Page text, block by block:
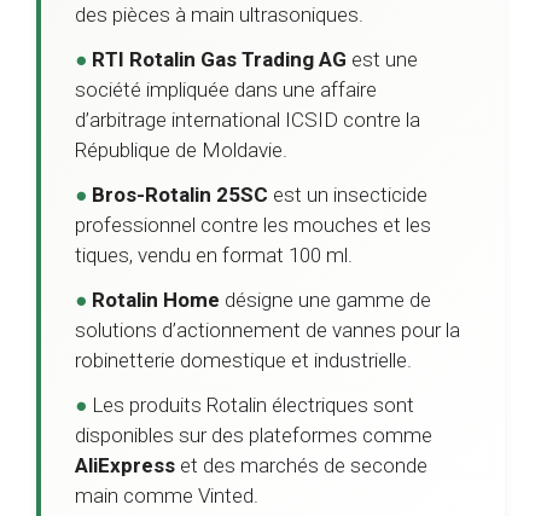
des pièces à main ultrasoniques.
● RTI Rotalin Gas Trading AG est une
société impliquée dans une affaire
d’arbitrage international ICSID contre la
République de Moldavie.
● Bros-Rotalin 25SC est un insecticide
professionnel contre les mouches et les
tiques, vendu en format 100 ml.
● Rotalin Home désigne une gamme de
solutions d’actionnement de vannes pour la
robinetterie domestique et industrielle.
● Les produits Rotalin électriques sont
disponibles sur des plateformes comme
AliExpress et des marchés de seconde
main comme Vinted.